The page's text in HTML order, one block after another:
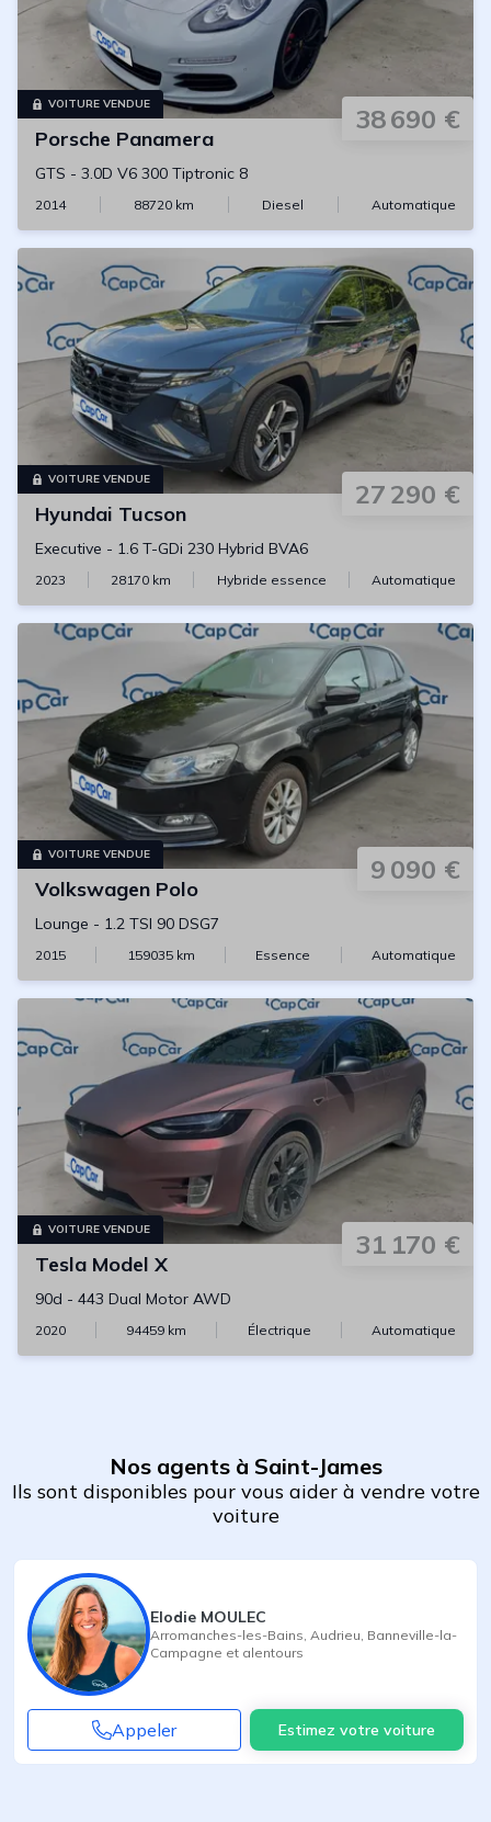
VOITURE VENDUE 38 690 €
Porsche Panamera
GTS - 3.0D V6 300 Tiptronic 8
2014 88720 km Diesel Automatique
VOITURE VENDUE 27 290 €
Hyundai Tucson
Executive - 1.6 T-GDi 230 Hybrid BVA6
2023 28170 km Hybride essence Automatique
VOITURE VENDUE 9 090 €
Volkswagen Polo
Lounge - 1.2 TSI 90 DSG7
2015 159035km Essence Automatique
VOITURE VENDUE 31 170 €
Tesla Model X
90d - 443 Dual Motor AWD
2020 94459 km Électrique Automatique
Nos agents à Saint-James
Ils sont disponibles pour vous aider à vendre votre
voiture
Elodie MOULEC
Arromanches-les-Bains Audrieu Banneville-la-
Campagne et alentours
Appeler Estimez votre voiture